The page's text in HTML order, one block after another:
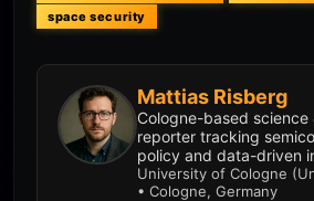
space security
Mattias Risberg
Cologne-based
reporter tracking
policy and data-driven
University of Cologne
• Cologne, Germany